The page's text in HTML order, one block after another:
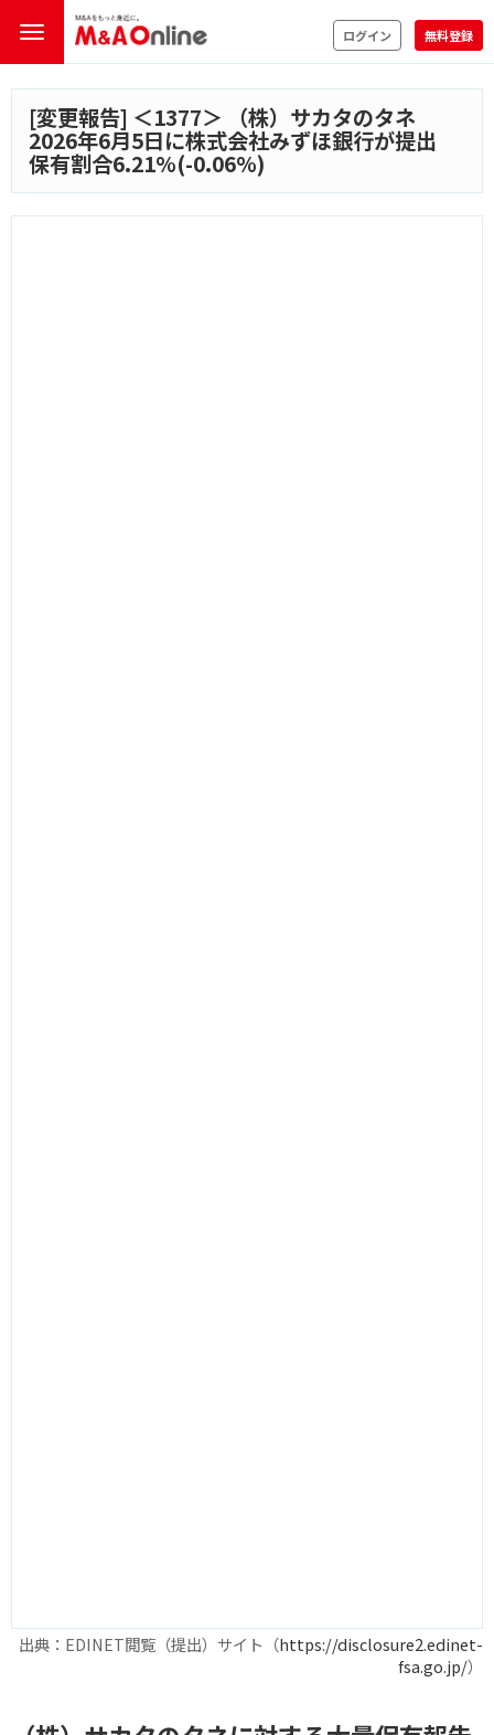
ログイン 無料登録
[変更報告] ＜1377＞ （株）サカタのタネ
2026年6月5日に株式会社みずほ銀行が提出
保有割合6.21%(-0.06%)
出典：EDINET閲覧（提出）サイト（https://disclosure2.edinet-
fsa.go.jp/）